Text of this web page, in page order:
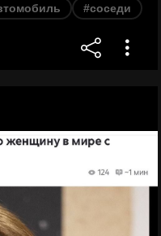
#соседи